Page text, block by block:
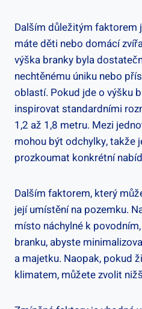
Dalším důležitým faktorem
máte děti nebo domácí
výška branky ⁣byla
nechtěnému úniku nebo
oblastí. ⁢Pokud jde o výšku
inspirovat standardními⁢
1,2 ⁣až ‍1,8 metru. Mezi
mohou být odchylky, takže
prozkoumat ⁢konkrétní
Dalším faktorem, který
její umístění na pozemku.‌
⁤místo náchylné k
branku, abyste​
a majetku.⁢ Naopak, pokud‌
klimatem, můžete zvolit⁣